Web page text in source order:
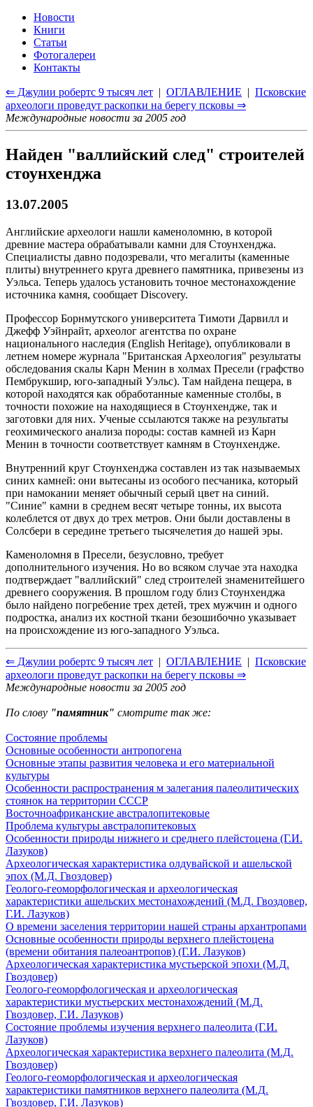
Новости
Книги
Статьи
Фотогалереи
Контакты
⇐ Джулии робертс 9 тысяч лет | ОГЛАВЛЕНИЕ | Псковские
археологи проведут раскопки на берегу псковы ⇒
Международные новости за 2005 год
Найден "валлийский след" строителей
стоунхенджа
13.07.2005
Английские археологи нашли каменоломню, в которой
древние мастера обрабатывали камни для Стоунхенджа.
Специалисты давно подозревали, что мегалиты (каменные
плиты) внутреннего круга древнего памятника, привезены из
Уэльса. Теперь удалось установить точное местонахождение
источника камня, сообщает Discovery.
Профессор Борнмутского университета Тимоти Дарвилл и
Джефф Уэйнрайт, археолог агентства по охране
национального наследия (English Heritage), опубликовали в
летнем номере журнала "Британская Археология" результаты
обследования скалы Карн Менин в холмах Пресели (графство
Пембрукшир, юго-западный Уэльс). Там найдена пещера, в
которой находятся как обработанные каменные столбы, в
точности похожие на находящиеся в Стоунхендже, так и
заготовки для них. Ученые ссылаются также на результаты
геохимического анализа породы: состав камней из Карн
Менин в точности соответствует камням в Стоунхендже.
Внутренний круг Стоунхенджа составлен из так называемых
синих камней: они вытесаны из особого песчаника, который
при намокании меняет обычный серый цвет на синий.
"Синие" камни в среднем весят четыре тонны, их высота
колеблется от двух до трех метров. Они были доставлены в
Солсбери в середине третьего тысячелетия до нашей эры.
Каменоломня в Пресели, безусловно, требует
дополнительного изучения. Но во всяком случае эта находка
подтверждает "валлийский" след строителей знаменитейшего
древнего сооружения. В прошлом году близ Стоунхенджа
было найдено погребение трех детей, трех мужчин и одного
подростка, анализ их костной ткани безошибочно указывает
на происхождение из юго-западного Уэльса.
⇐ Джулии робертс 9 тысяч лет | ОГЛАВЛЕНИЕ | Псковские
археологи проведут раскопки на берегу псковы ⇒
Международные новости за 2005 год
По слову "памятник" смотрите так же:
Состояние проблемы
Основные особенности антропогена
Основные этапы развития человека и его материальной
культуры
Особенности распространения м залегания палеолитических
стоянок на территории СССР
Восточноафриканские австралопитековые
Проблема культуры австралопитековых
Особенности природы нижнего и среднего плейстоцена (Г.И.
Лазуков)
Археологическая характеристика олдувайской и ашельской
эпох (М.Д. Гвоздовер)
Геолого-геоморфологическая и археологическая
характеристики ашельских местонахождений (М.Д. Гвоздовер,
Г.И. Лазуков)
О времени заселения территории нашей страны архантропами
Основные особенности природы верхнего плейстоцена
(времени обитания палеоантропов) (Г.И. Лазуков)
Археологическая характеристика мустьерской эпохи (М.Д.
Гвоздовер)
Геолого-геоморфологическая и археологическая
характеристики мустьерских местонахождений (М.Д.
Гвоздовер, Г.И. Лазуков)
Состояние проблемы изучения верхнего палеолита (Г.И.
Лазуков)
Археологическая характеристика верхнего палеолита (М.Д.
Гвоздовер)
Геолого-геоморфологическая и археологическая
характеристики памятников верхнего палеолита (М.Д.
Гвоздовер, Г.И. Лазуков)